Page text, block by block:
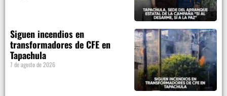
Siguen incendios en
transformadores de CFE en
Tapachula
7 de agosto de 2026